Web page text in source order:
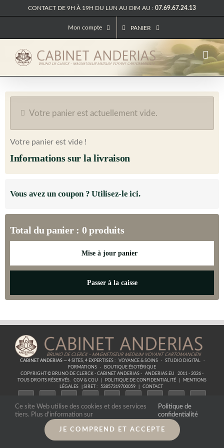
CONTACT DE 9H À 19H DU LUN AU DIM AU : 07.69.67.24.13
Mon compte PANIER
Votre panier est actuellement vide.
Votre panier est vide !
Informations sur la livraison
Vous avez un coupon ? Utilisez-le ici.
Total du panier : 0produits
Mise à jour panier
Passer à la caisse
CABINET ANDERIAS— 4 SITES, 4 EXPERTISES : VOYANCE & SOINS · STUDIO DIGITAL
·
FORMATIONS
·
BOUTIQUE ÉSOTÉRIQUE
COPYRIGHT © BRUNO DE CLERCK - CABINET ANDERIAS -
ANDERIAS.EU
2011 - 2026 -
TOUS DROITS RÉSERVÉS.
CGV & CGU POLITIQUE DE CONFIDENTIALITÉ
MENTIONS
LÉGALES
| SIRET : 53857319700059 CONTACT
Ce site Web utilise des cookies et des services
tiers. Plus d'information sur
Politique de
confidentialité
JE COMPREND ET ACCEPTE